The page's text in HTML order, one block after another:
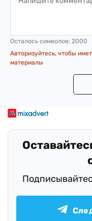
Осталось символов: 2000
Авторизуйтесь, чтобы
материалы